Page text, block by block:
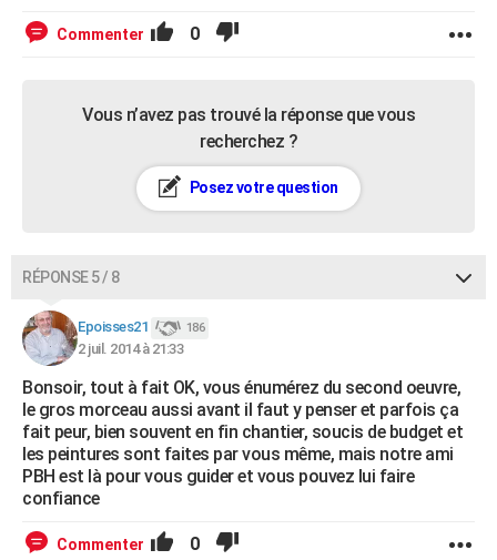
Commenter 0
Vous n’avez pas trouvé la réponse que vous
recherchez ?
Posez votre question
RÉPONSE 5 / 8
Epoisses21 186
2 juil. 2014 à 21:33
Bonsoir, tout à fait OK, vous énumérez du second oeuvre,
le gros morceau aussi avant il faut y penser et parfois ça
fait peur, bien souvent en fin chantier, soucis de budget et
les peintures sont faites par vous même, mais notre ami
PBH est là pour vous guider et vous pouvez lui faire
confiance
Commenter 0